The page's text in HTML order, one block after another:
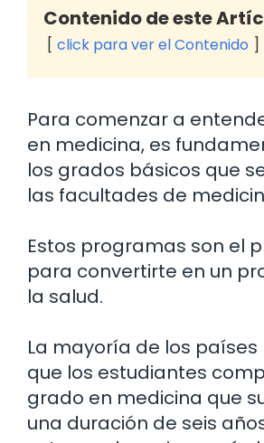
Contenido de este
click para ver el Contenido
Para comenzar a
en medicina, es
los grados básicos que
las facultades de
Estos programas son el
para convertirte en un
la salud.
La mayoría de los países
que los estudiantes
grado en medicina que
una duración de seis